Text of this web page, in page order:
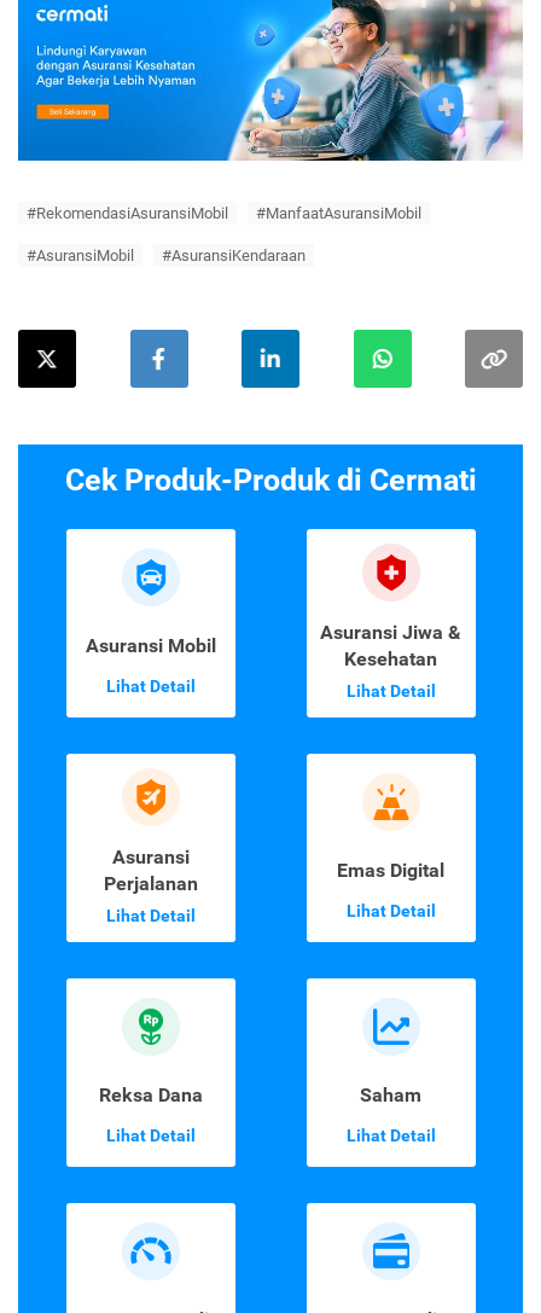
#RekomendasiAsuransiMobil #ManfaatAsuransiMobil
#AsuransiMobil #AsuransiKendaraan
Cek Produk-Produk di Cermati
Asuransi Mobil
Lihat Detail
Asuransi Jiwa &
Kesehatan
Lihat Detail
Asuransi
Perjalanan
Lihat Detail
Emas Digital
Lihat Detail
Reksa Dana
Lihat Detail
Saham
Lihat Detail